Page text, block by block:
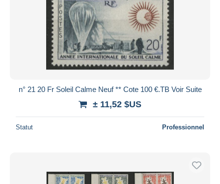
n° 21 20 Fr Soleil Calme Neuf ** Cote 100 €.TB Voir Suite
± 11,52 $US
Statut Professionnel